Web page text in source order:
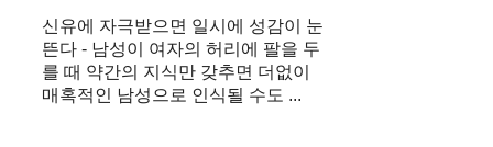
신유에 자극받으면 일시에 성감이 눈
뜬다 ​- 남성이 여자의 허리에 팔을 두
를 때 약간의 지식만 갖추면 더없이
매혹적인 남성으로 인식될 수도 ...